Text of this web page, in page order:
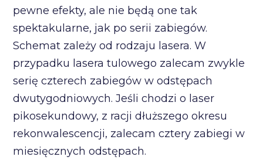
pewne efekty, ale nie będą one tak
spektakularne, jak po serii zabiegów.
Schemat zależy od rodzaju lasera. W
przypadku lasera tulowego zalecam zwykle
serię czterech zabiegów w odstępach
dwutygodniowych. Jeśli chodzi o laser
pikosekundowy, z racji dłuższego okresu
rekonwalescencji, zalecam cztery zabiegi w
miesięcznych odstępach.